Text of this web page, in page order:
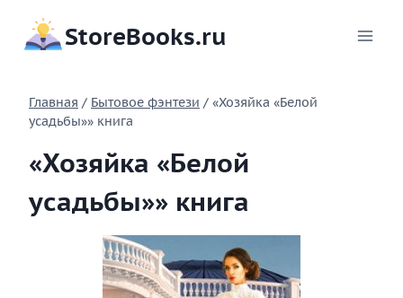
содержимому
StoreBooks.ru
Главная / Бытовое фэнтези / «Хозяйка «Белой
усадьбы»» книга
«Хозяйка «Белой
усадьбы»» книга